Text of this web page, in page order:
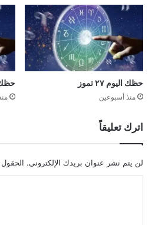
اجل قضاء وقت اطول سويًا، انتما
معكما، والتخطيط من اجل المستقبل،
الوسوم الابراج،الحظ،الفلك
حظك اليوم ٢٧ تموز
منذ أسبوعين
حظك
اترك تعليقاً
لن يتم نشر عنوان بريدك الإلكتروني. الحقول